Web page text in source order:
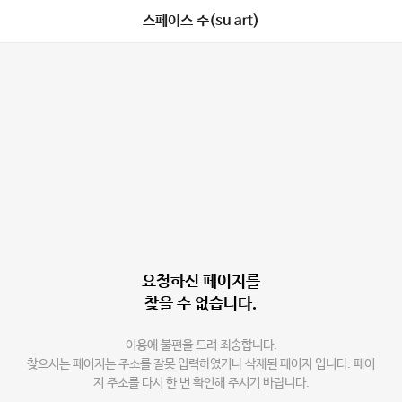
스페이스 수(su art)
요청하신 페이지를
찾을 수 없습니다.
이용에 불편을 드려 죄송합니다.
찾으시는 페이지는 주소를 잘못 입력하였거나 삭제된 페이지 입니다. 페이
지 주소를 다시 한 번 확인해 주시기 바랍니다.